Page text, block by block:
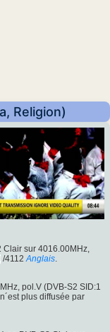
Religion)
sur 4016.00MHz,
/4112 Anglais
pol.V (DVB-S2 SID:1
plus diffusée par